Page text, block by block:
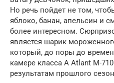
Но речь пойдет не том,
яблоко, банан, апельсин и
более интересном.
является шарик
который, до поры до
камере класса А Atlant M-
результатам прошлого